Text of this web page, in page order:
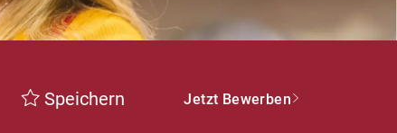
Speichern Jetzt Bewerben